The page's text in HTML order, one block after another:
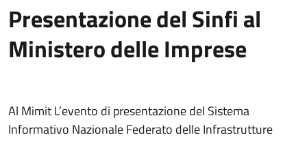
Presentazione del Sinfi al
Ministero delle Imprese
Al Mimit L’evento di presentazione del Sistema
Informativo Nazionale Federato delle Infrastrutture